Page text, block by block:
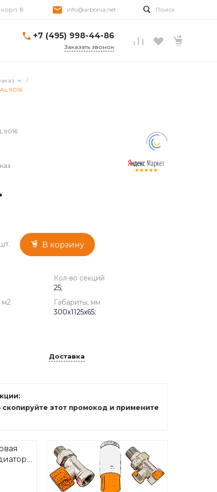
корп. 8 info@arbonia.net Поиск
+7 (495) 998-44-86
Заказать звонок
/
9016
9016
шт. В корзину
Кол-во секций
25;
м2
Габариты, мм
300x1125x65;
Доставка
скопируйте этот промокод и примените